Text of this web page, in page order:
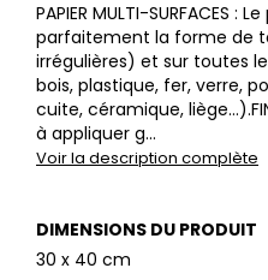
PAPIER MULTI-SURFACES
parfaitement la forme de
irrégulières) et sur toutes
bois, plastique, fer, verre,
cuite, céramique,
à appliquer g...
Voir la description complète
DIMENSIONS DU PRODUIT
30 x 40 cm